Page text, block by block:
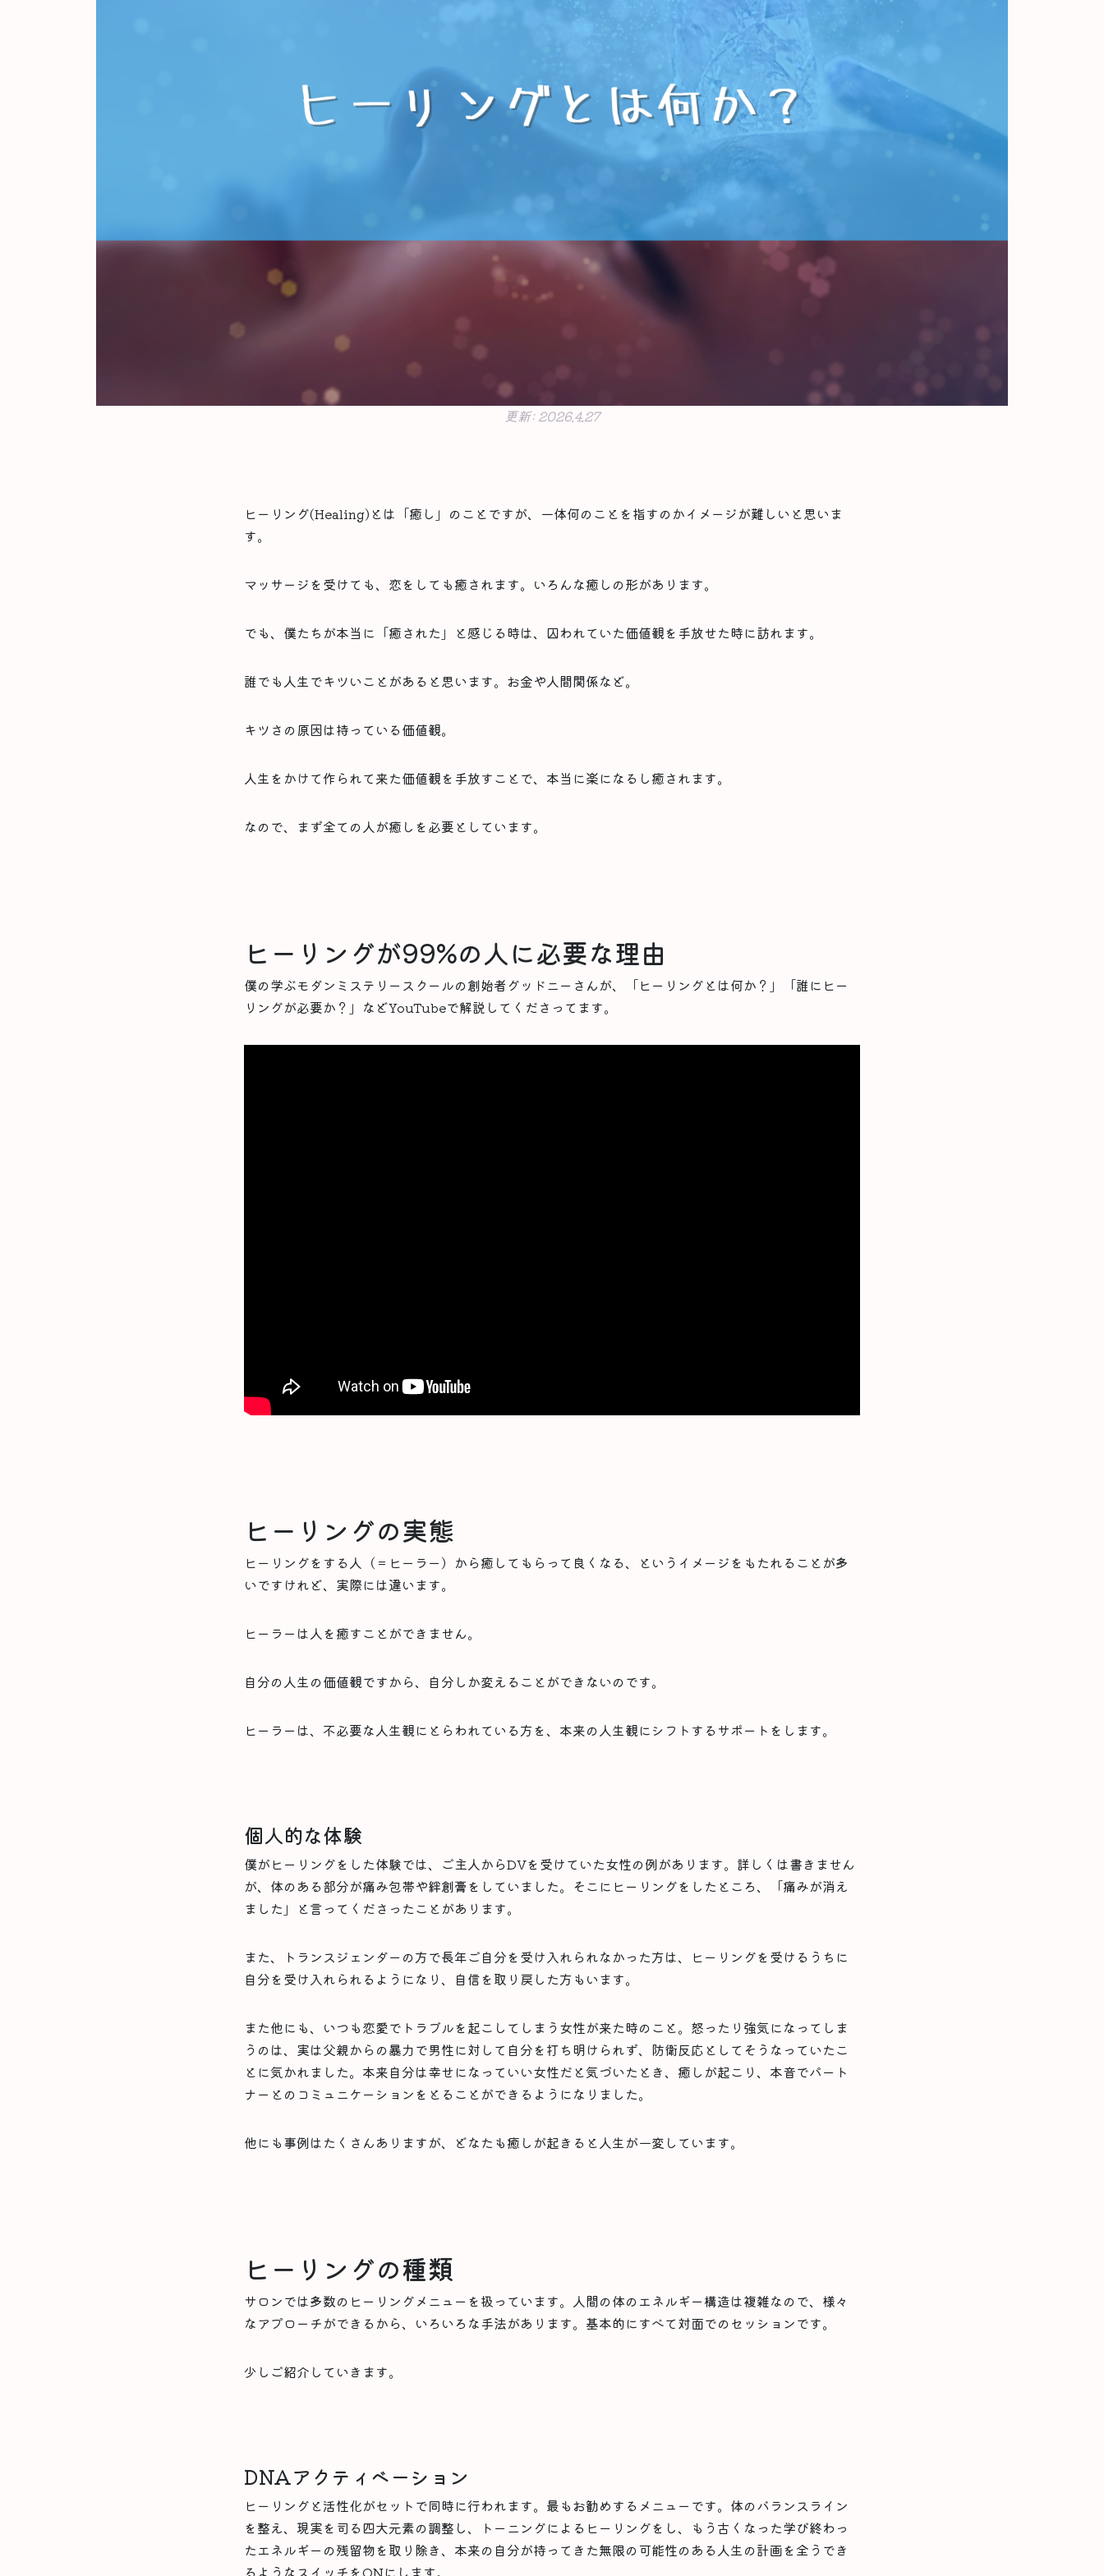
更新:2026.4.27
ヒーリング(Healing)とは「癒し」のことですが、一体何のことを指すのかイメージが難しいと思いま
す。
マッサージを受けても、恋をしても癒されます。いろんな癒しの形があります。
でも、僕たちが本当に「癒された」と感じる時は、囚われていた価値観を手放せた時に訪れます。
誰でも人生でキツいことがあると思います。お金や人間関係など。
キツさの原因は持っている価値観。
人生をかけて作られて来た価値観を手放すことで、本当に楽になるし癒されます。
なので、まず全ての人が癒しを必要としています。
ヒーリングが99%の人に必要な理由
僕の学ぶモダンミステリースクールの創始者グッドニーさんが、「ヒーリングとは何か？」「誰にヒー
リングが必要か？」などYouTubeで解説してくださってます。
ヒーリングの実態
ヒーリングをする人（＝ヒーラー）から癒してもらって良くなる、というイメージをもたれることが多
いですけれど、実際には違います。
ヒーラーは人を癒すことができません。
自分の人生の価値観ですから、自分しか変えることができないのです。
ヒーラーは、不必要な人生観にとらわれている方を、本来の人生観にシフトするサポートをします。
個人的な体験
僕がヒーリングをした体験では、ご主人からDVを受けていた女性の例があります。詳しくは書きません
が、体のある部分が痛み包帯や絆創膏をしていました。そこにヒーリングをしたところ、「痛みが消え
ました」と言ってくださったことがあります。
また、トランスジェンダーの方で長年ご自分を受け入れられなかった方は、ヒーリングを受けるうちに
自分を受け入れられるようになり、自信を取り戻した方もいます。
また他にも、いつも恋愛でトラブルを起こしてしまう女性が来た時のこと。怒ったり強気になってしま
うのは、実は父親からの暴力で男性に対して自分を打ち明けられず、防衛反応としてそうなっていたこ
とに気かれました。本来自分は幸せになっていい女性だと気づいたとき、癒しが起こり、本音でパート
ナーとのコミュニケーションをとることができるようになりました。
他にも事例はたくさんありますが、どなたも癒しが起きると人生が一変しています。
ヒーリングの種類
サロンでは多数のヒーリングメニューを扱っています。人間の体のエネルギー構造は複雑なので、様々
なアプローチができるから、いろいろな手法があります。基本的にすべて対面でのセッションです。
少しご紹介していきます。
DNAアクティベーション
ヒーリングと活性化がセットで同時に行われます。最もお勧めするメニューです。体のバランスライン
を整え、現実を司る四大元素の調整し、トーニングによるヒーリングをし、もう古くなった学び終わっ
たエネルギーの残留物を取り除き、本来の自分が持ってきた無限の可能性のある人生の計画を全うでき